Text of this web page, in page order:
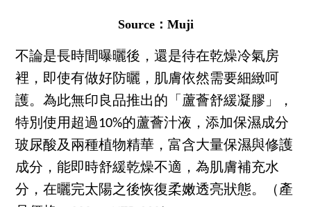
Source：Muji
不論是長時間曝曬後，還是待在乾燥冷氣房
裡，即使有做好防曬，肌膚依然需要細緻呵
護。為此無印良品推出的「蘆薈舒緩凝膠」，
特別使用超過10%的蘆薈汁液，添加保濕成分
玻尿酸及兩種植物精華，富含大量保濕與修護
成分，能即時舒緩乾燥不適，為肌膚補充水
分，在曬完太陽之後恢復柔嫩透亮狀態。（產